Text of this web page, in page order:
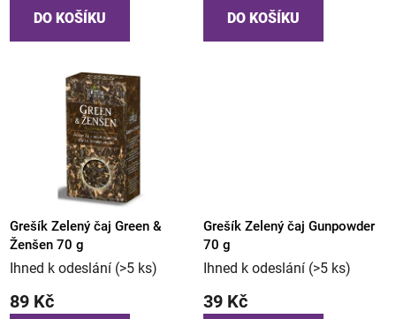
DO KOŠÍKU DO KOŠÍKU
Grešík Zelený čaj Green &
Ženšen 70 g
Ihned k odeslání (>5 ks)
89 Kč
Grešík Zelený čaj Gunpowder
70 g
Ihned k odeslání (>5 ks)
39 Kč